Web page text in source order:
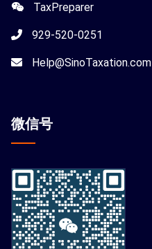
TaxPreparer
929-520-0251
Help@SinoTaxation.com
微信号